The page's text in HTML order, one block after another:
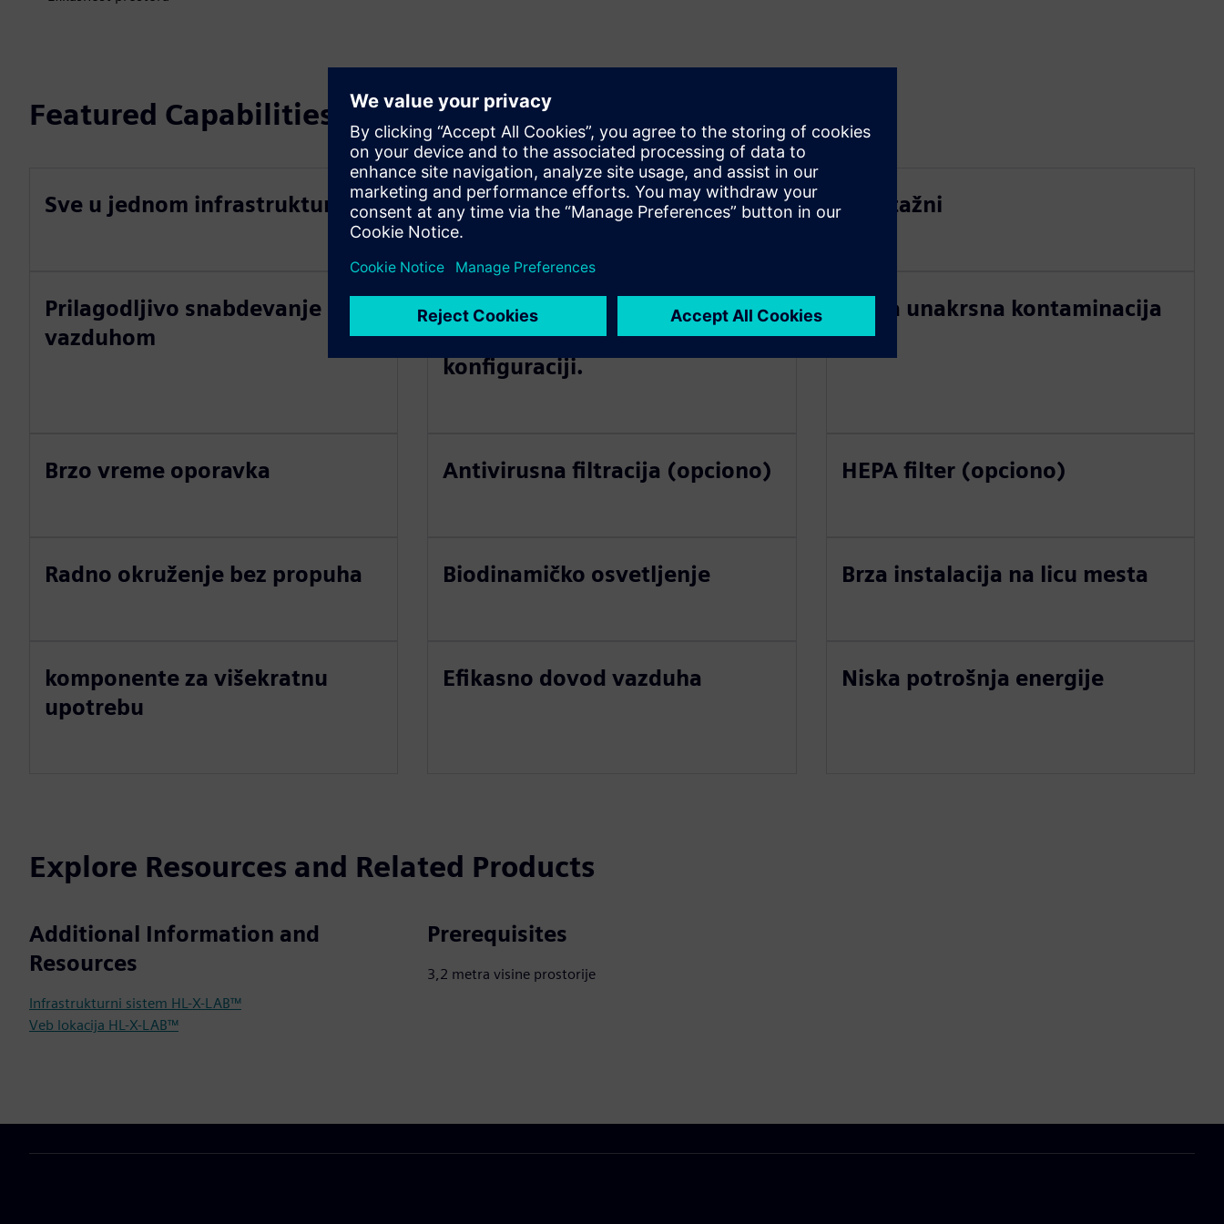
Featured Capabilities
Sve u jednom infrastruktura Fleksibilno napajanje medijima Montažni
Prilagodljivo snabdevanje
vazduhom
Prenos toplotnog opterećenja
do 250 V/m3 u osnovnoj
konfiguraciji.
Niska unakrsna kontaminacija
Brzo vreme oporavka Antivirusna filtracija (opciono) HEPA filter (opciono)
Radno okruženje bez propuha Biodinamičko osvetljenje Brza instalacija na licu mesta
komponente za višekratnu
upotrebu
Efikasno dovod vazduha Niska potrošnja energije
Explore Resources and Related Products
Additional Information and
Resources
Infrastrukturni sistem HL-X-LAB™
Veb lokacija HL-X-LAB™
Prerequisites
3,2 metra visine prostorije